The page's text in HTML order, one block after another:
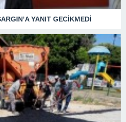
YANIT GECİKMEDİ